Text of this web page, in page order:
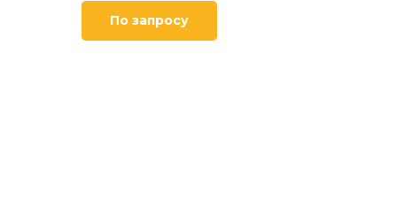
По запросу